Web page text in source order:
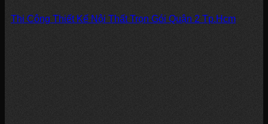
Thi Công Thiết Kế Nội Thất Trọn Gói Quận 2 Tp.Hcm